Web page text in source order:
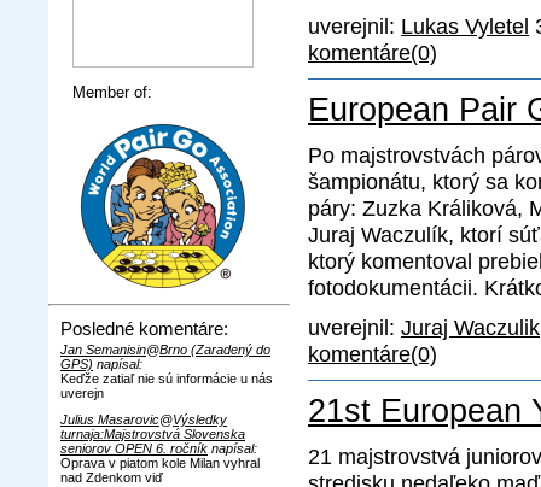
Member of:
Posledné komentáre:
Jan Semanisin@Brno (Zaradený do
GPS) napísal:
Keďže zatiaľ nie sú informácie u nás
uverejn
Julius Masarovic@Výsledky
turnaja:Majstrovstvá Slovenska
seniorov OPEN 6. ročník napísal:
Oprava v piatom kole Milan vyhral
nad Zdenkom viď
uverejnil: Lukas Vyletel
komentáre(0)
European Pair
Po majstrovstvách
šampionátu, ktorý sa
páry: Zuzka Králiková,
Juraj Waczulík, ktorí
ktorý komentoval
fotodokumentácii.
uverejnil: Juraj Waczulik
komentáre(0)
21st European
21 majstrovstvá